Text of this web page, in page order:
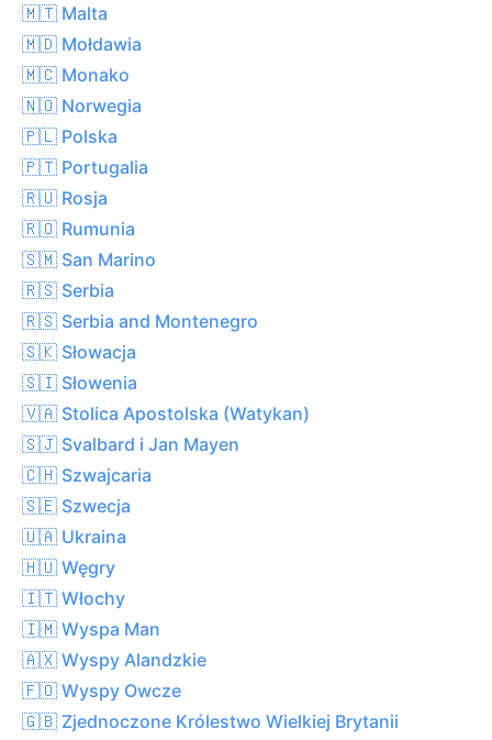
🇲🇹 Malta
🇲🇩 Mołdawia
🇲🇨 Monako
🇳🇴 Norwegia
🇵🇱 Polska
🇵🇹 Portugalia
🇷🇺 Rosja
🇷🇴 Rumunia
🇸🇲 San Marino
🇷🇸 Serbia
🇷🇸 Serbia and Montenegro
🇸🇰 Słowacja
🇸🇮 Słowenia
🇻🇦 Stolica Apostolska (Watykan)
🇸🇯 Svalbard i Jan Mayen
🇨🇭 Szwajcaria
🇸🇪 Szwecja
🇺🇦 Ukraina
🇭🇺 Węgry
🇮🇹 Włochy
🇮🇲 Wyspa Man
🇦🇽 Wyspy Alandzkie
🇫🇴 Wyspy Owcze
🇬🇧 Zjednoczone Królestwo Wielkiej Brytanii